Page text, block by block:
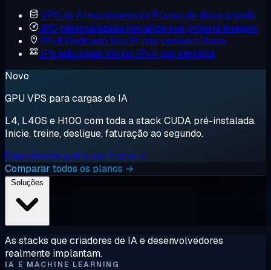
VPS de Armazenamento Planos de disco grande
ISO personalizada Inicialize sua própria imagem
IPv4 Dedicado Seu IP, não compartilhado
IPs adicionais Vários IPv4 por servidor
Novo
GPU VPS para cargas de IA
L4, L40S e H100 com toda a stack CUDA pré-instalada.
Inicie, treine, desligue, faturação ao segundo.
Experimente grátis por 1 hora →
Comparar todos os planos →
As stacks que criadores de IA e desenvolvedores
realmente implantam.
IA E MACHINE LEARNING